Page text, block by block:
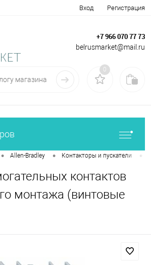
Вход Регистрация
+7 966 070 77 73
belrusmarket@mail.ru
0
• Allen-Bradley • Контакторы и пускатели •
контактов
монтажа (винтовые